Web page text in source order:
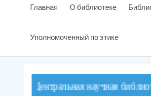
Главная О библиотеке
Уполномоченный по этике
научная библиотека